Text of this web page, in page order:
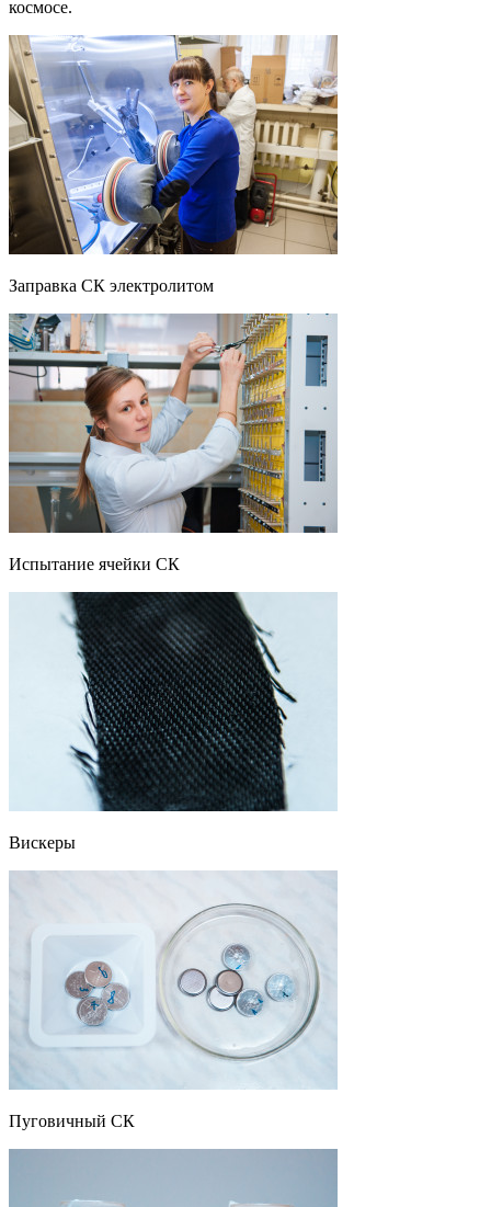
космосе.
Заправка СК электролитом
Испытание ячейки СК
Вискеры
Пуговичный СК